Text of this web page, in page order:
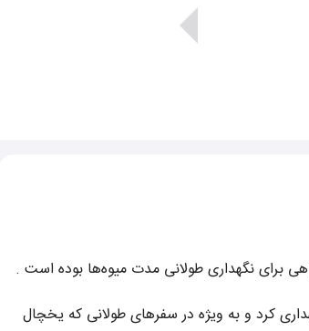
برای نگهداری طولانی‌ مدت میوه‌ها بوده است .
كرد و به ويژه در سفرهاى طولانى كه يخچال